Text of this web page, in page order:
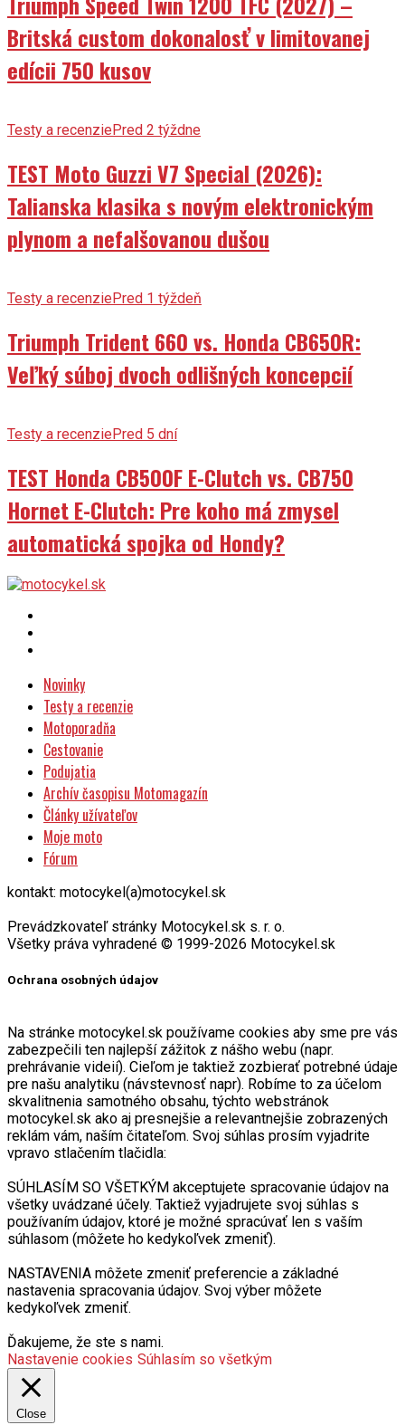
Britská custom dokonalosť v limitovanej
edícii 750 kusov
Testy a recenziePred 2 týždne
TEST Moto Guzzi V7 Special (2026):
Talianska klasika s novým elektronickým
plynom a nefalšovanou dušou
Testy a recenziePred 1 týždeň
Triumph Trident 660 vs. Honda CB650R:
Veľký súboj dvoch odlišných koncepcií
Testy a recenziePred 5 dní
TEST Honda CB500F E-Clutch vs. CB750
Hornet E-Clutch: Pre koho má zmysel
automatická spojka od Hondy?
Novinky
Testy a recenzie
Motoporadňa
Cestovanie
Podujatia
Archív časopisu Motomagazín
Články užívateľov
Moje moto
Fórum
kontakt: motocykel(a)motocykel.sk
Prevádzkovateľ stránky Motocykel.sk s. r. o.
Všetky práva vyhradené © 1999-2026 Motocykel.sk
Ochrana osobných údajov
Na stránke motocykel.sk používame cookies aby sme pre vás
zabezpečili ten najlepší zážitok z nášho webu (napr.
prehrávanie videií). Cieľom je taktiež zozbierať potrebné údaje
pre našu analytiku (návstevnosť napr). Robíme to za účelom
skvalitnenia samotného obsahu, týchto webstránok
motocykel.sk ako aj presnejšie a relevantnejšie zobrazených
reklám vám, naším čitateľom. Svoj súhlas prosím vyjadrite
vpravo stlačením tlačidla:
SÚHLASÍM SO VŠETKÝM akceptujete spracovanie údajov na
všetky uvádzané účely. Taktiež vyjadrujete svoj súhlas s
používaním údajov, ktoré je možné spracúvať len s vaším
súhlasom (môžete ho kedykoľvek zmeniť).
NASTAVENIA môžete zmeniť preferencie a základné
nastavenia spracovania údajov. Svoj výber môžete
kedykoľvek zmeniť.
Ďakujeme, že ste s nami.
Nastavenie cookies Súhlasím so všetkým
Close